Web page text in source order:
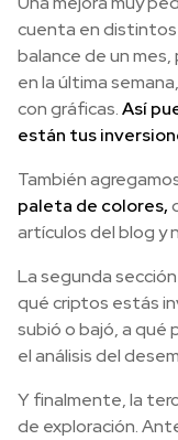
cuenta en distintos
balance de un
en la última
con gráficas.Así
están tus
También
paleta de colores,
artículos del blog y
La segunda
qué criptos estás
subió o bajó, a
el análisis del
Y finalmente, la
de exploración.